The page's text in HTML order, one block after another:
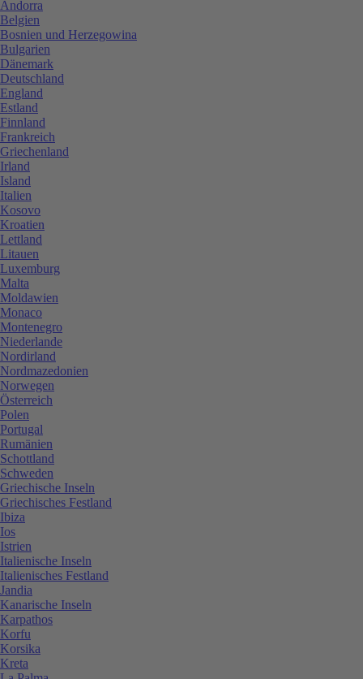
Andorra
Belgien
Bosnien und Herzegowina
Bulgarien
Dänemark
Deutschland
England
Estland
Finnland
Frankreich
Griechenland
Irland
Island
Italien
Kosovo
Kroatien
Lettland
Litauen
Luxemburg
Malta
Moldawien
Monaco
Montenegro
Niederlande
Nordirland
Nordmazedonien
Norwegen
Österreich
Polen
Portugal
Rumänien
Schottland
Schweden
Griechische Inseln
Griechisches Festland
Ibiza
Ios
Istrien
Italienische Inseln
Italienisches Festland
Jandia
Kanarische Inseln
Karpathos
Korfu
Korsika
Kreta